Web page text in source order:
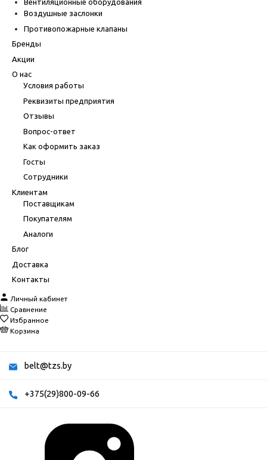
Вентиляционные оборудования
Воздушные заслонки
Противопожарные клапаны
Бренды
Акции
О нас
Условия работы
Реквизиты предприятия
Отзывы
Вопрос-ответ
Как оформить заказ
Госты
Сотрудники
Клиентам
Поставщикам
Покупателям
Аналоги
Блог
Доставка
Контакты
Личный кабинет
Сравнение
Избранное
Корзина
belt@tzs.by
+375(29)800-09-66